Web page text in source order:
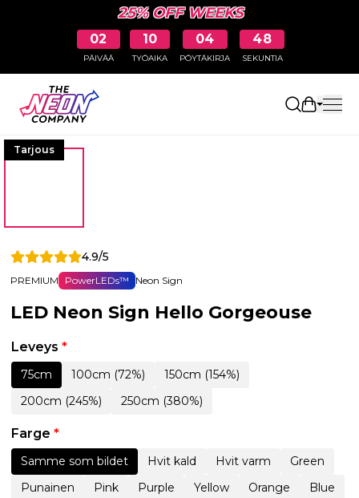
25% OFF WEEKS
02
PÄIVÄÄ
10
TYÖAIKA
04
PÖYTÄKIRJA
48
SEKUNTIA
Avaa
Tarjous
4.9/5
PREMIUM PowerLEDs™ Neon Sign
LED Neon Sign Hello Gorgeouse
Leveys *
75cm 100cm (72%)
150cm (154%)
200cm (245%)
250cm (380%)
Farge *
Samme som bildet Hvit kald Hvit varm
Green
Punainen
Pink Purple Yellow Orange
Blue